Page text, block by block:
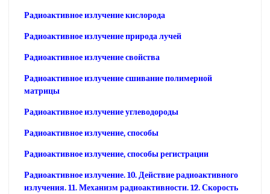
Радиоактивное излучение кислорода
Радиоактивное излучение природа лучей
Радиоактивное излучение свойства
Радиоактивное излучение сшивание полимерной
матрицы
Радиоактивное излучение углеводороды
Радиоактивное излучение, способы
Радиоактивное излучение, способы регистрации
Радиоактивное излучение. 10. Действие радиоактивного
излучения. 11. Механизм радиоактивности. 12. Скорость